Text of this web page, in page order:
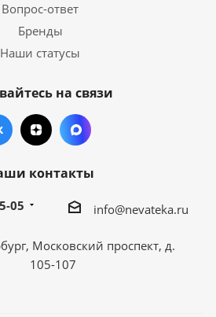
Вопрос-ответ
Бренды
Наши статусы
на связи
контакты
05 info@nevateka.ru
Московский проспект, д.
105-107